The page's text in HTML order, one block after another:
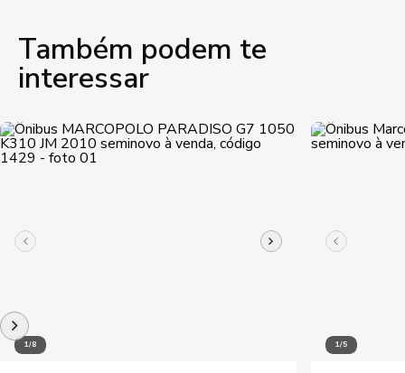
Também podem te
interessar
1/8 1/5